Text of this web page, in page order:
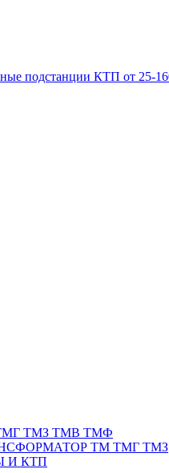
ТМЗ ТМВ ТМФ
ТМ ТМГ ТМЗ
И КТП